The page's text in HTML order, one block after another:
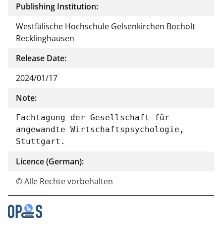
Publishing Institution:
Westfälische Hochschule Gelsenkirchen Bocholt
Recklinghausen
Release Date:
2024/01/17
Note:
Fachtagung der Gesellschaft für
angewandte Wirtschaftspsychologie,
Stuttgart.
Licence (German):
© Alle Rechte vorbehalten